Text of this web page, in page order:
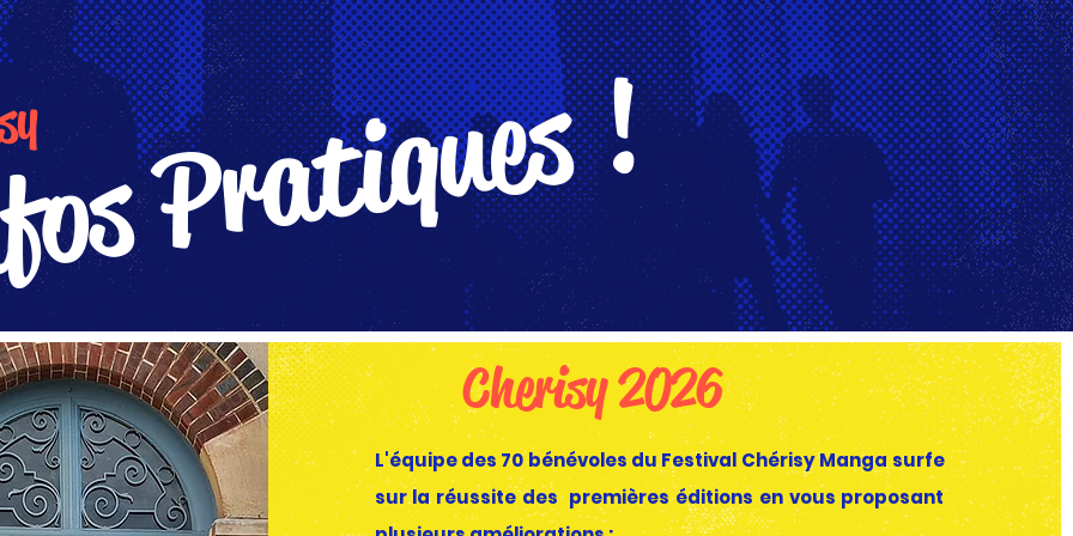
Pratiques !
Cherisy 2026
L'équipe des 70 bénévoles du Festival Chérisy Manga surfe
sur la réussite des premières éditions en vous proposant